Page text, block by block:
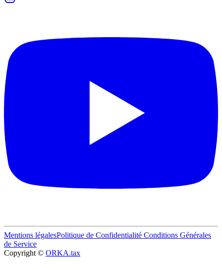
Mentions légalesPolitique de Confidentialité Conditions Générales
de Service
Copyright © ORKA.tax